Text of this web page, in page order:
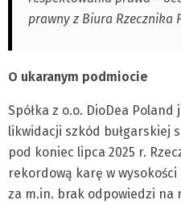
prawny z Biura Rzecznika
O ukaranym podmiocie
Spółka z o.o. DioDea
likwidacji szkód bułgarskiej
pod koniec lipca 2025 r.
rekordową karę w wysokości
za m.in. brak odpowiedzi na